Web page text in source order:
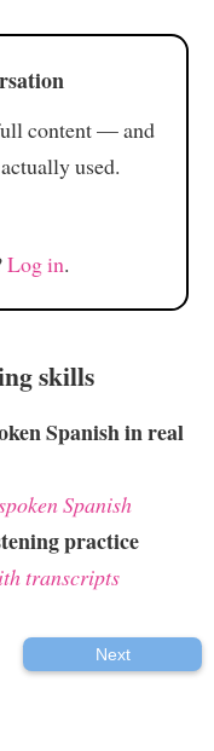
content — and
used.
Log in.
skills
Spanish in real
Spanish
practice
transcripts
Next